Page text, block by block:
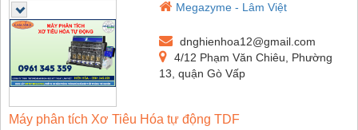
Megazyme - Lâm Việt
dnghienhoa12@gmail.com
4/12 Phạm Văn Chiêu, Phường
13, quận Gò Vấp
Máy phân tích Xơ Tiêu Hóa tự động TDF